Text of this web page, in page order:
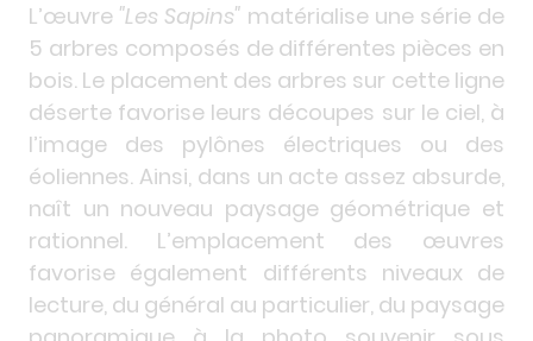
L’œuvre "Les Sapins" matérialise une série de
5 arbres composés de différentes pièces en
bois. Le placement des arbres sur cette ligne
déserte favorise leurs découpes sur le ciel, à
l’image des pylônes électriques ou des
éoliennes. Ainsi, dans un acte assez absurde,
naît un nouveau paysage géométrique et
rationnel. L’emplacement des œuvres
favorise également différents niveaux de
lecture, du général au particulier, du paysage